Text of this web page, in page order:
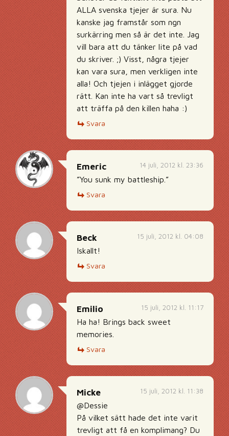
ALLA svenska tjejer är sura. Nu
kanske jag framstår som ngn
surkärring men så är det inte. Jag
vill bara att du tänker lite på vad
du skriver. ;) Visst, några tjejer
kan vara sura, men verkligen inte
alla! Och tjejen i inlägget gjorde
rätt. Kan inte ha vart så trevligt
att träffa på den killen haha :)
Svara
14 juli, 2012 kl. 23:36
Emeric
”You sunk my battleship.”
Svara
15 juli, 2012 kl. 04:08
Beck
Iskallt!
Svara
15 juli, 2012 kl. 11:17
Emilio
Ha ha! Brings back sweet
memories.
Svara
15 juli, 2012 kl. 11:38
Micke
@Dessie
På vilket sätt hade det inte varit
trevligt att få en komplimang? Du